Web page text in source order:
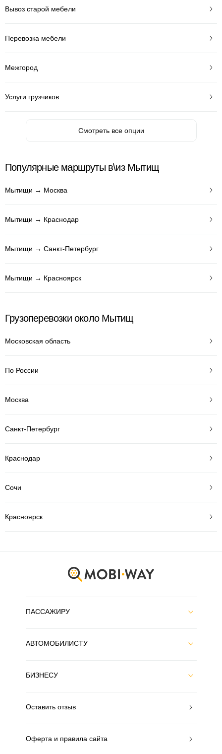
Вывоз старой мебели
Перевозка мебели
Межгород
Услуги грузчиков
Смотреть все опции
Популярные маршруты в\из Мытищ
Мытищи → Москва
Мытищи → Краснодар
Мытищи → Санкт-Петербург
Мытищи → Красноярск
Грузоперевозки около Мытищ
Московская область
По России
Москва
Санкт-Петербург
Краснодар
Сочи
Красноярск
ПАССАЖИРУ
АВТОМОБИЛИСТУ
БИЗНЕСУ
Оставить отзыв
Оферта и правила сайта